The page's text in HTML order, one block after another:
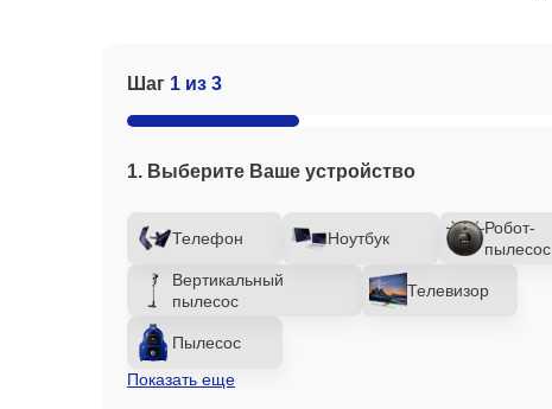
Шаг 1 из 3
1. Выберите Ваше устройство
Телефон Ноутбук
Робот-
пылесос
Вертикальный
пылесос
Телевизор
Пылесос
Показать еще